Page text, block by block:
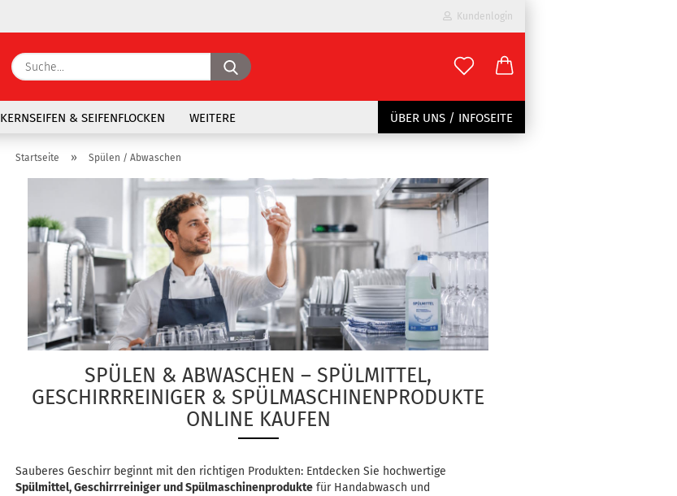
Kundenlogin
Konto erstellen
Passwort vergessen?
Suche...
KERNSEIFEN & SEIFENFLOCKEN ÜBER UNS / INFOSEITE
WEITERE
Startseite » Spülen / Abwaschen
SPÜLEN & ABWASCHEN – SPÜLMITTEL,
GESCHIRRREINIGER & SPÜLMASCHINENPRODUKTE
ONLINE KAUFEN
Sauberes Geschirr beginnt mit den richtigen Produkten: Entdecken Sie hochwertige
Spülmittel, Geschirrreiniger und Spülmaschinenprodukte für Handabwasch und